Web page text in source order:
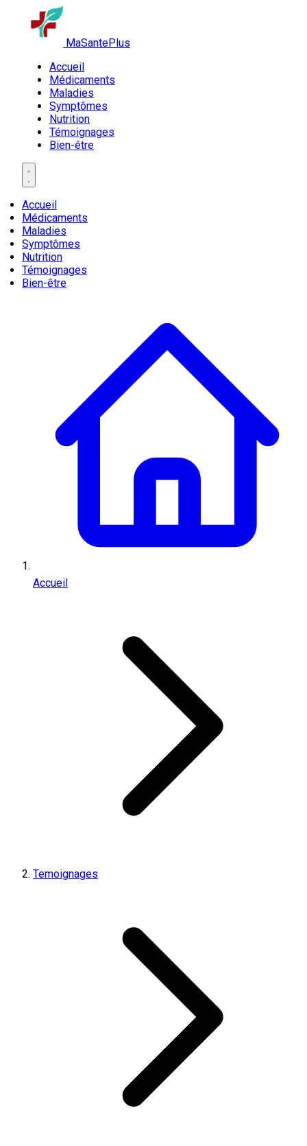
MaSantePlus
Accueil
Médicaments
Maladies
Symptômes
Nutrition
Témoignages
Bien-être
Accueil
Médicaments
Maladies
Symptômes
Nutrition
Témoignages
Bien-être
Accueil
Temoignages